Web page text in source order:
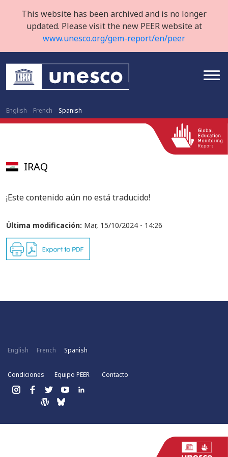
This website has been archived and is no longer
updated. Please visit the new PEER website at
www.unesco.org/gem-report/en/peer
English French Spanish
IRAQ
¡Este contenido aún no está traducido!
Última modificación: Mar, 15/10/2024 - 14:26
English French Spanish
Condiciones Equipo PEER Contacto